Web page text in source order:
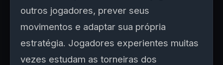
outros jogadores, prever seus
movimentos e adaptar sua própria
estratégia. Jogadores experientes muitas
vezes estudam as torneiras dos